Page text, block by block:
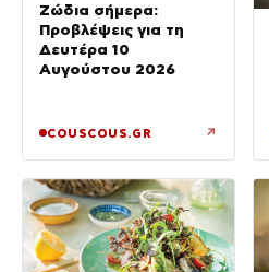
Ζώδια σήμερα:
Προβλέψεις για τη
Δευτέρα 10
Αυγούστου 2026
COUSCOUS.GR ↗